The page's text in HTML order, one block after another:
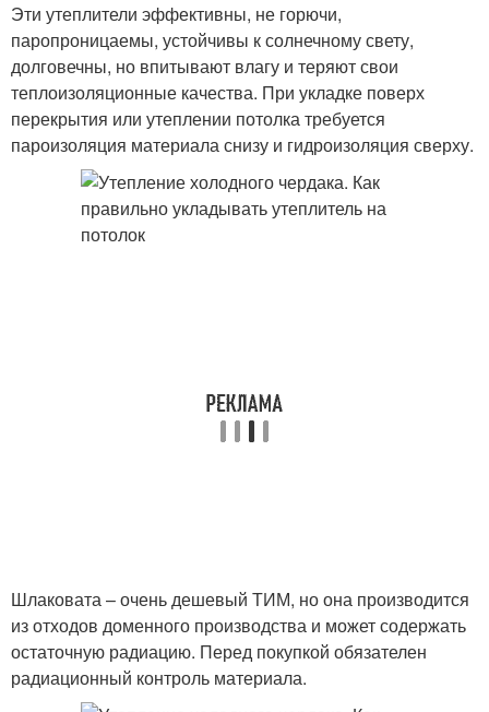
Эти утеплители эффективны, не горючи,
паропроницаемы, устойчивы к солнечному свету,
долговечны, но впитывают влагу и теряют свои
теплоизоляционные качества. При укладке поверх
перекрытия или утеплении потолка требуется
пароизоляция материала снизу и гидроизоляция сверху.
Шлаковата – очень дешевый ТИМ, но она производится
из отходов доменного производства и может содержать
остаточную радиацию. Перед покупкой обязателен
радиационный контроль материала.